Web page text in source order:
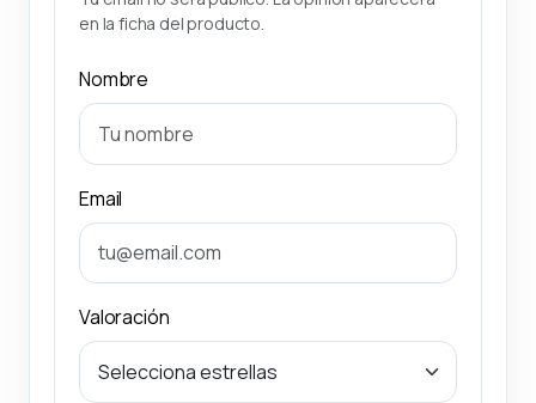
en la ficha del producto.
Nombre
Email
Valoración